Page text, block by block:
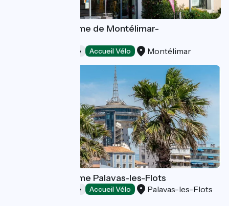
Office de Tourisme de Montélimar-
Offices de Tourisme Accueil Vélo Montélimar
Office de Tourisme Palavas-les-Flots
Offices de Tourisme Accueil Vélo Palavas-les-Flots